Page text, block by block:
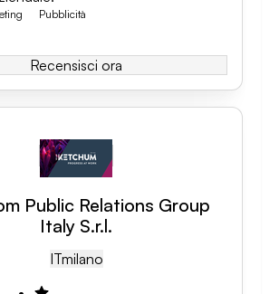
Pubblicità
Recensisci ora
Public Relations Group
Italy S.r.l.
ITMilano